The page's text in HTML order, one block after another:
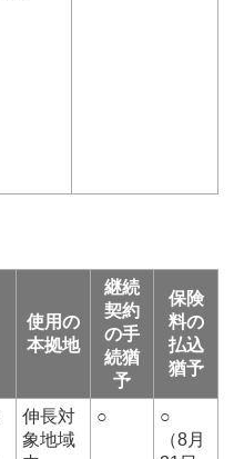
使用の
本拠地
継続
契約
の手
続猶
予
保険
料の
払込
猶予
伸長対
象地域
○
○
（8月